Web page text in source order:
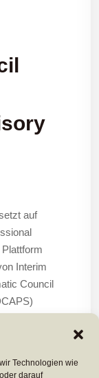
Technologien wie
darauf
auf
Interim
Council